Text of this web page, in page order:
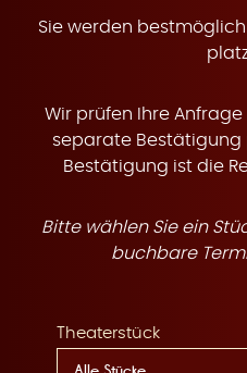
e
Sie werden
Wir prüfen Ihre
separate Bestätigung
Bestätigung ist die
Bitte wählen Sie ein
buchbare
Theaterstück